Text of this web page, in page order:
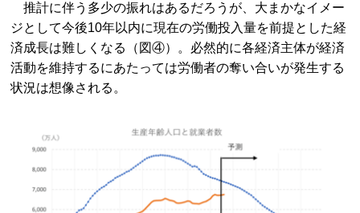
推計に伴う多少の振れはあるだろうが、大まかなイメー
ジとして今後10年以内に現在の労働投入量を前提とした経
済成長は難しくなる（図④）。必然的に各経済主体が経済
活動を維持するにあたっては労働者の奪い合いが発生する
状況は想像される。